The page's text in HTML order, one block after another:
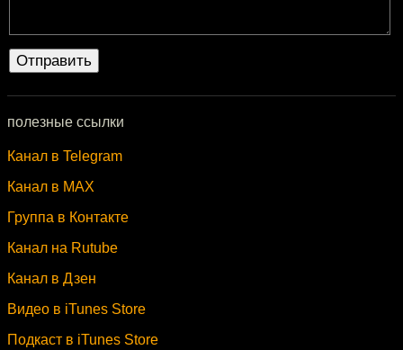
полезные ссылки
Канал в Telegram
Канал в MAX
Группа в Контакте
Канал на Rutube
Канал в Дзен
Видео в iTunes Store
Подкаст в iTunes Store